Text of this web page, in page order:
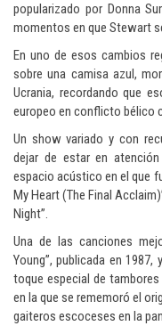
popularizado por Donna
momentos en que Stewart
En uno de esos cambios
sobre una camisa azul,
Ucrania, recordando que
europeo en conflicto bélico
Un show variado y con
dejar de estar en
espacio acústico en el que
My Heart (The Final
Night”.
Una de las canciones
Young”, publicada en
toque especial de
en la que se rememoró el
gaiteros escoceses en la